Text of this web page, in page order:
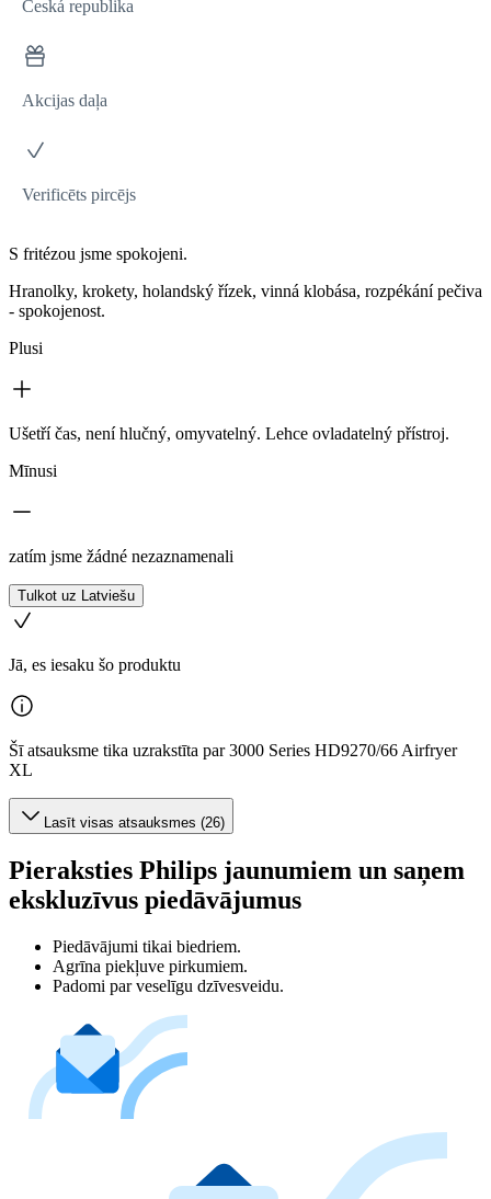
Česká republika
Akcijas daļa
Verificēts pircējs
S fritézou jsme spokojeni.
Hranolky, krokety, holandský řízek, vinná klobása, rozpékání pečiva
- spokojenost.
Plusi
Ušetří čas, není hlučný, omyvatelný. Lehce ovladatelný přístroj.
Mīnusi
zatím jsme žádné nezaznamenali
Tulkot uz Latviešu
Jā, es iesaku šo produktu
Šī atsauksme tika uzrakstīta par 3000 Series HD9270/66 Airfryer
XL
Lasīt visas atsauksmes (26)
Pieraksties Philips jaunumiem un saņem
ekskluzīvus piedāvājumus
Piedāvājumi tikai biedriem.
Agrīna piekļuve pirkumiem.
Padomi par veselīgu dzīvesveidu.